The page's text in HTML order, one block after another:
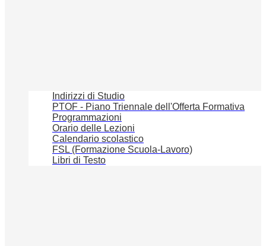
Indirizzi di Studio
PTOF - Piano Triennale dell'Offerta Formativa
Programmazioni
Orario delle Lezioni
Calendario scolastico
FSL (Formazione Scuola-Lavoro)
Libri di Testo